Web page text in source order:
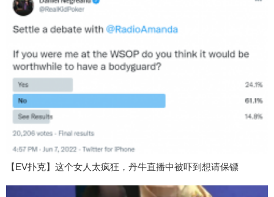
【EV扑克】这个女人太疯狂，丹牛直播中被吓到想请保镖